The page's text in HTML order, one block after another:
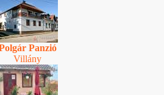
Panzió
Villány